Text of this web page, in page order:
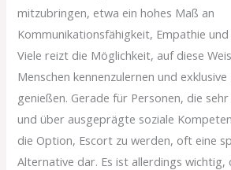
mitzubringen, etwa ein hohes Maß an
Kommunikationsfähigkeit, Empathie
Viele reizt die Möglichkeit, auf diese
Menschen kennenzulernen und exklusive
genießen. Gerade für Personen, die
und über ausgeprägte soziale
die Option, Escort zu werden, oft eine
Alternative dar. Es ist allerdings wichtig,